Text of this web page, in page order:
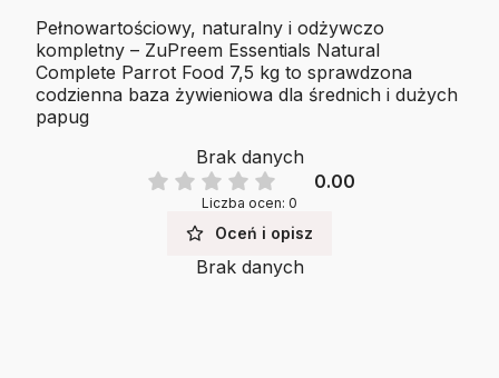
Pełnowartościowy, naturalny i odżywczo
kompletny – ZuPreem Essentials Natural
Complete Parrot Food 7,5 kg to sprawdzona
codzienna baza żywieniowa dla średnich i dużych
papug
Brak danych
0.00
Liczba ocen: 0
Oceń i opisz
Brak danych